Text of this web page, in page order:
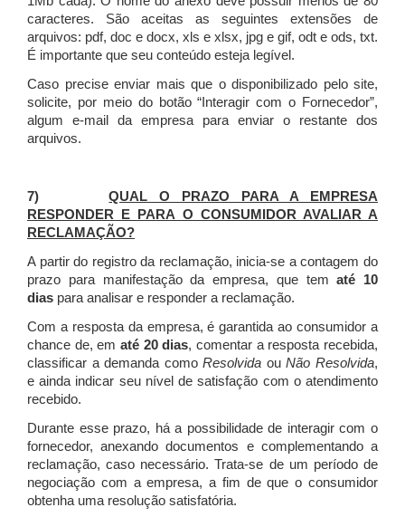
caracteres. São aceitas as seguintes extensões de
arquivos: pdf, doc e docx, xls e xlsx, jpg e gif, odt e ods, txt.
É importante que seu conteúdo esteja legível.
Caso precise enviar mais que o disponibilizado pelo site,
solicite, por meio do botão “Interagir com o Fornecedor”,
algum e-mail da empresa para enviar o restante dos
arquivos.
7)QUAL O PRAZO PARA A EMPRESA
RESPONDER E PARA O CONSUMIDOR AVALIAR A
RECLAMAÇÃO?
A partir do registro da reclamação, inicia-se a contagem do
prazo para manifestação da empresa, que tematé 10
dias para analisar e responder a reclamação.
Com a resposta da empresa, é garantida ao consumidor a
chance de, em até 20 dias, comentar a resposta recebida,
classificar a demanda comoResolvida ouNão Resolvida,
e ainda indicar seu nível de satisfação com o atendimento
recebido.
Durante esse prazo, há a possibilidade de interagir com o
fornecedor, anexando documentos e complementando a
reclamação, caso necessário.Trata-se de um período de
negociação com a empresa, a fim de que o consumidor
obtenha uma resolução satisfatória.